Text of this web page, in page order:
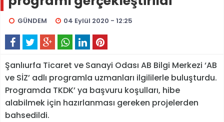
GÜNDEM 04 Eylül 2020 - 12:25
Şanlıurfa Ticaret ve Sanayi Odası AB Bilgi Merkezi ‘AB
ve SİZ’ adlı programla uzmanları ilgililerle buluşturdu.
Programda TKDK’ ya başvuru koşulları, hibe
alabilmek için hazırlanması gereken projelerden
bahsedildi.